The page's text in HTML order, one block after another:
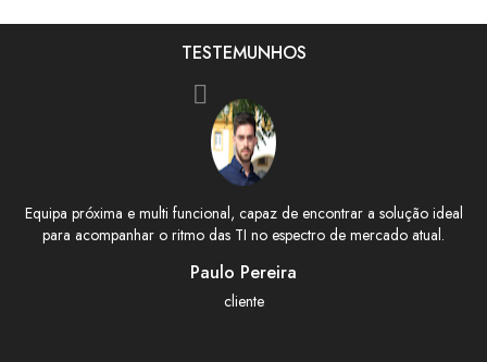
TESTEMUNHOS
ideal
atual.
Super profissional e de qualidade e confiança..
João Oliveira